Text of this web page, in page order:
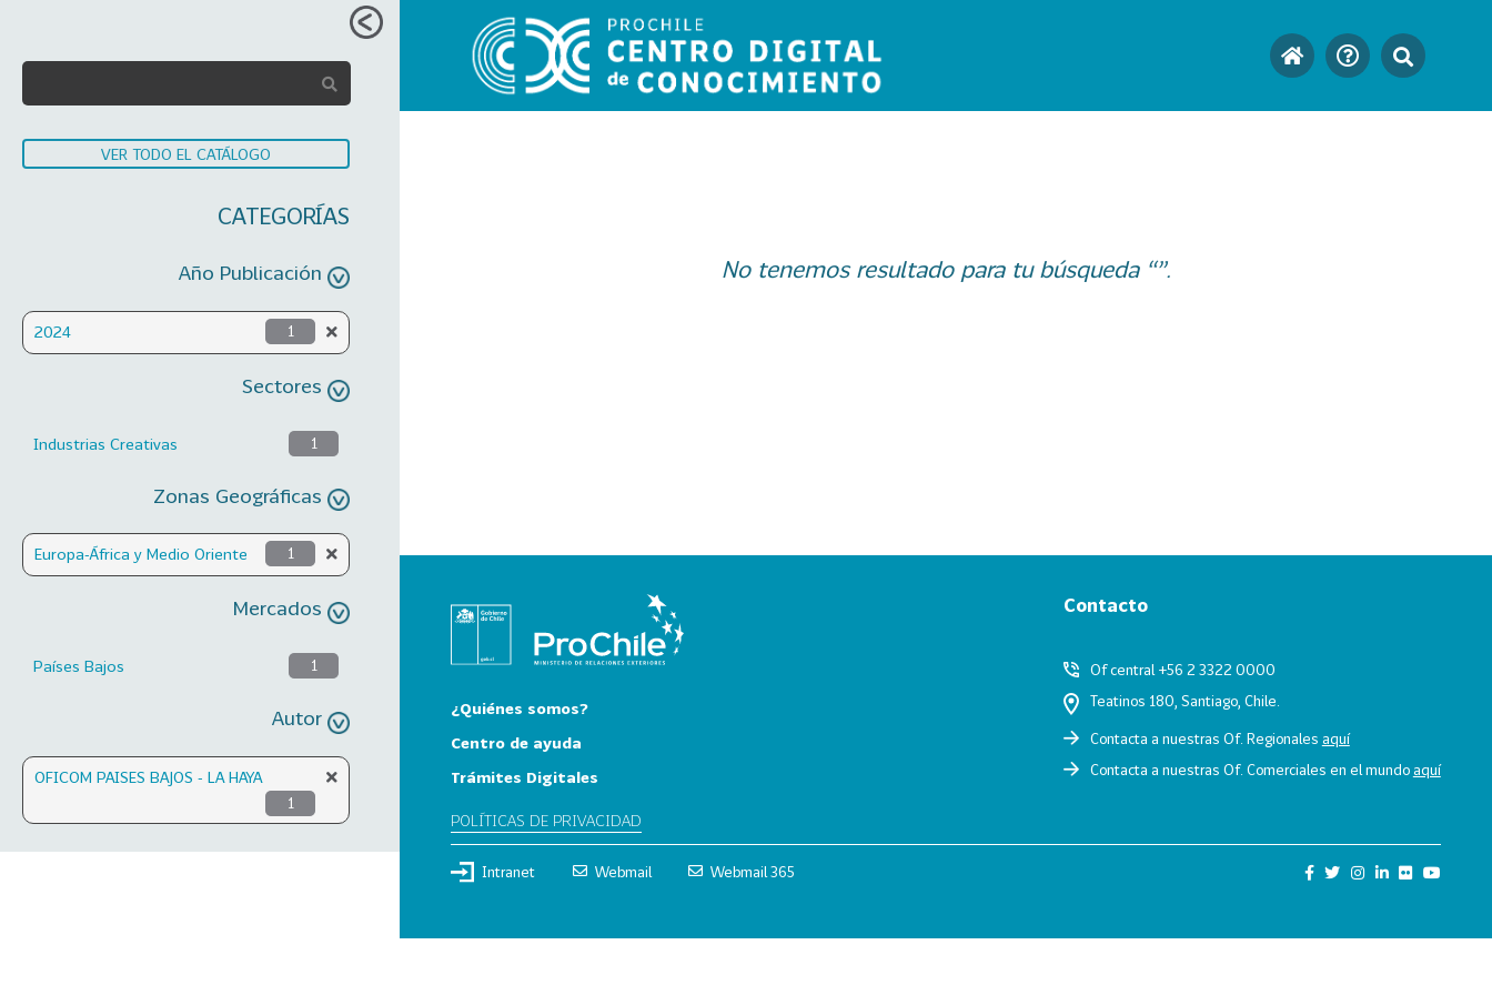
VER TODO EL CATÁLOGO
CATEGORÍAS
Año Publicación
2024 1
Sectores
Industrias Creativas 1
Zonas Geográficas
Europa-África y Medio Oriente 1
Mercados
Países Bajos 1
Autor
OFICOM PAISES BAJOS - LA HAYA
1
No tenemos resultado para tu búsqueda “”.
¿Quiénes somos?
Centro de ayuda
Trámites Digitales
POLÍTICAS DE PRIVACIDAD
Contacto
Of central +56 2 3322 0000
Teatinos 180, Santiago, Chile.
Contacta a nuestras Of. Regionales aquí
Contacta a nuestras Of. Comerciales en el mundoaquí
Intranet Webmail Webmail 365